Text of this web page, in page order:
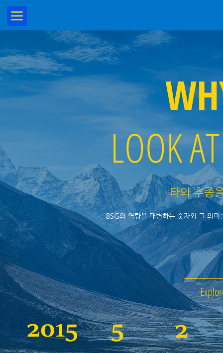
LOOK
타의 추종
BSG의 역량을 대변하는 숫자와 그 의